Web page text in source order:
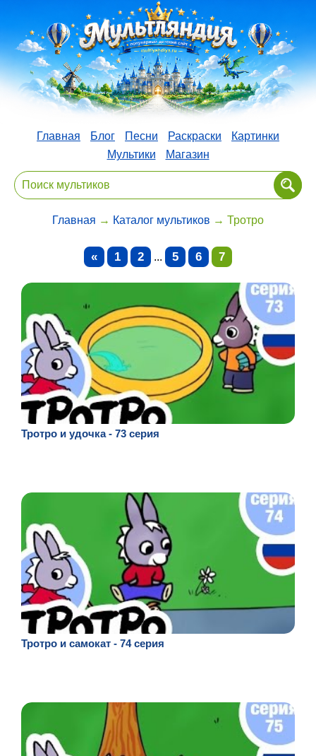
Главная Блог Песни Раскраски
Картинки
Мультики
Магазин
Главная → Каталог мультиков → Тротро
« 1 2 ... 5 6 7
Тротро и удочка - 73 серия
Тротро и самокат - 74 серия